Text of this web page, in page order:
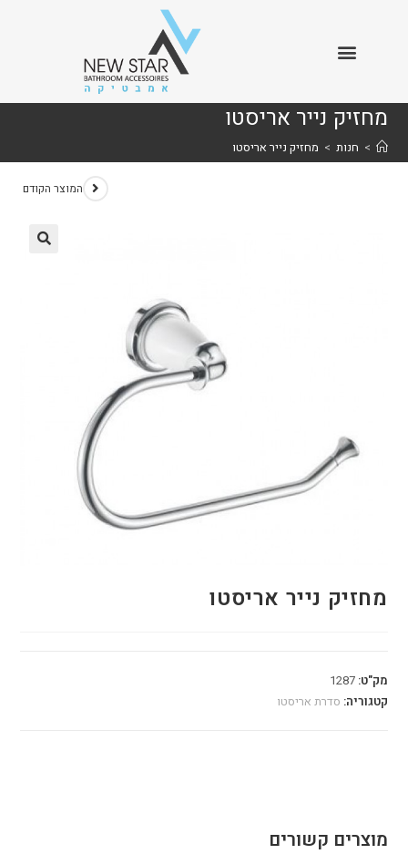
מחזיק נייר אריסטו
> חנות > מחזיק נייר אריסטו
המוצר הקודם
מחזיק נייר אריסטו
מק"ט:1287
קטגוריה: סדרת אריסטו
מוצרים קשורים